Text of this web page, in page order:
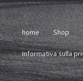
home Shop
Informativa sulla